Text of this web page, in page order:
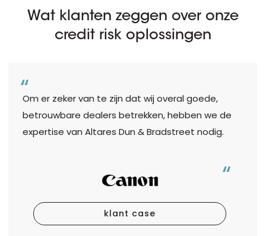
Wat klanten zeggen over onze
credit risk oplossingen
Om er zeker van te zijn dat wij overal goede,
betrouwbare dealers betrekken, hebben we de
expertise van Altares Dun & Bradstreet nodig.
klant case